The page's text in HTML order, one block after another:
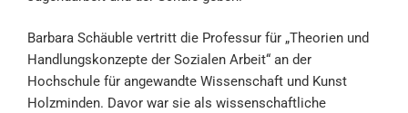
Barbara Schäuble vertritt die Professur für „Theorien und
Handlungskonzepte der Sozialen Arbeit“ an der
Hochschule für angewandte Wissenschaft und Kunst
Holzminden. Davor war sie als wissenschaftliche